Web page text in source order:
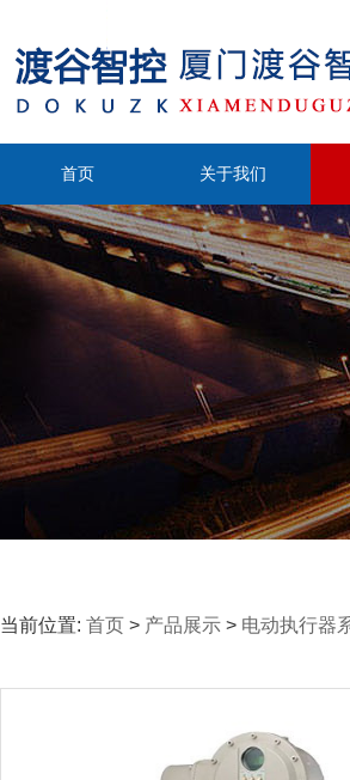
首页 关于我们
当前位置: 首页 > 产品展示 > 电动执行器